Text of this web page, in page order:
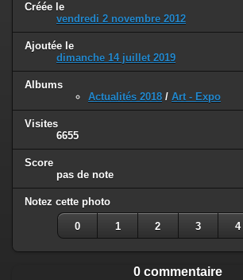
Créée le
vendredi 2 novembre 2012
Ajoutée le
dimanche 14 juillet 2019
Albums
Actualités 2018 / Art - Expo
Visites
6655
Score
pas de note
Notez cette photo
0 1 2 3 4
0 commentaire